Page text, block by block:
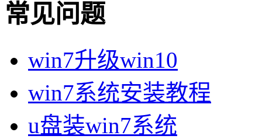
常见问题
win7升级win10
win7系统安装教程
u盘装win7系统